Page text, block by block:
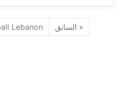
« السابق Lebanon